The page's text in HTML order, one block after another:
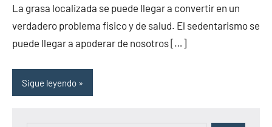
la
salud
comentarios
La grasa localizada se puede llegar a convertir en un
verdadero problema físico y de salud. El sedentarismo se
puede llegar a apoderar de nosotros […]
Sigue leyendo